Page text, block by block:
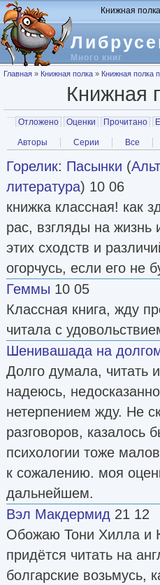
Перейти к основному содержанию
Много книг
Книжная полка
Вы здесь
Главная » Книжная полка » Книжная полка
Книжная
Главные вкладки
Отложено Оценки Прочитано
Вторичные вкладки
Авторы Серии Все
Горелик: Пасынки (
литература) 10 06
книжка классная! как
рас, взгляды на
этих сходств и
огорчусь, если его не
Геммы 10 05
Классная книга, жду
читала с
Шенивашада на
Долго думала, читать
надеюсь,
нетерпением жду. Не
разговоров, казалось
психологии тоже
к сожалению. моя
дальнейшем.
Вэл Макдермид 21 12
Обожаю Тони Хилла и
придётся читать на
болгарские возьмусь,